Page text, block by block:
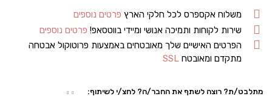
משלוח אקספרס לכל חלקי הארץ פרטים נוספים
שירות לקוחות ותמיכה אנושי ומיידי בווטסאפ! פרטים נוספים
הפרטים האישיים שלך מאובטחים באמצעות פרוטוקול אבטחה
מתקדם ומאובטחSSL
מתלבט/ת? רוצה לשתף את החבר/ה? לחצ/י לשיתוף: